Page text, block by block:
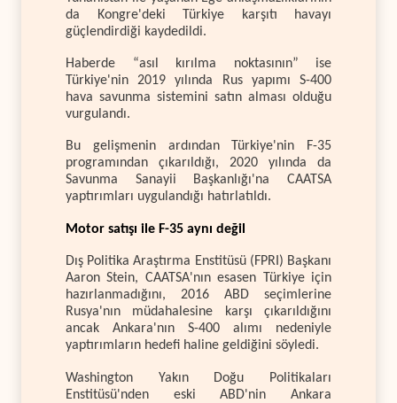
da Kongre'deki Türkiye karşıtı havayı
güçlendirdiği kaydedildi.
Haberde “asıl kırılma noktasının” ise
Türkiye'nin 2019 yılında Rus yapımı S-400
hava savunma sistemini satın alması olduğu
vurgulandı.
Bu gelişmenin ardından Türkiye'nin F-35
programından çıkarıldığı, 2020 yılında da
Savunma Sanayii Başkanlığı'na CAATSA
yaptırımları uygulandığı hatırlatıldı.
Motor satışı ile F-35 aynı değil
Dış Politika Araştırma Enstitüsü (FPRI) Başkanı
Aaron Stein, CAATSA'nın esasen Türkiye için
hazırlanmadığını, 2016 ABD seçimlerine
Rusya'nın müdahalesine karşı çıkarıldığını
ancak Ankara'nın S-400 alımı nedeniyle
yaptırımların hedefi haline geldiğini söyledi.
Washington Yakın Doğu Politikaları
Enstitüsü'nden eski ABD'nin Ankara